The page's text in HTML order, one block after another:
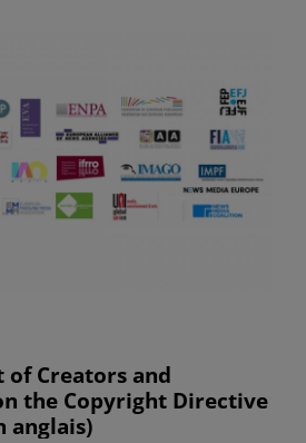
of Creators and
the Copyright Directive
anglais)